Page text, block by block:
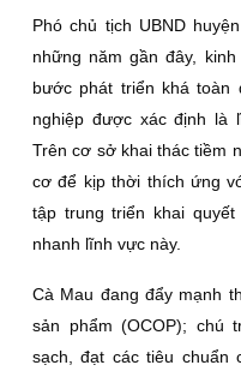
Phó chủ tịch UBND
những năm gần đây,
bước phát triển khá toàn
nghiệp được xác định là
Trên cơ sở khai thác tiềm
cơ để kịp thời thích ứng
tập trung triển khai
nhanh lĩnh vực này.
Cà Mau đang đẩy mạnh
sản phẩm (OCOP); chú
sạch, đạt các tiêu chuẩn